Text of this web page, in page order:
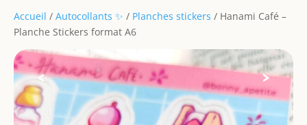
Accueil / Autocollants ✨ / Planches stickers / Hanami Café –
Planche Stickers format A6